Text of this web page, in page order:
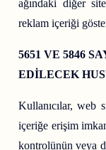
ağındaki diğer
reklam içeriği
5651 VE 5846
EDİLECEK
Kullanıcılar, web
içeriğe erişim
kontrolünün veya